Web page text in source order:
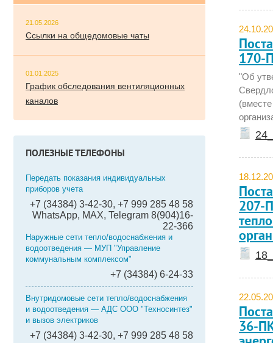
170-
"Об
207-
36-
21.05.2026
Ссылки на общедомовые чаты
01.01.2025
График обследования вентиляционных
каналов
ПОЛЕЗНЫЕ ТЕЛЕФОНЫ
Передать показания индивидуальных
приборов учета
+7 (34384) 3-42-30, +7 999 285 48 58
WhatsApp, MAX, Telegram 8(904)16-
22-366
Наружные сети тепло/водоснабжения и
водоотведения — МУП "Управление
коммунальным комплексом"
+7 (34384) 6-24-33
Внутридомовые сети тепло/водоснабжения
и водоотведения — АДС ООО "Техносинтез"
и вызов электриков
+7 (34384) 3-42-30, +7 999 285 48 58